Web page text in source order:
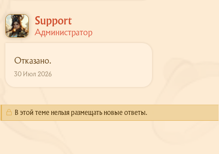
Support
Администратор
Отказано.
30 Июл 2026
В этой теме нельзя размещать новые ответы.